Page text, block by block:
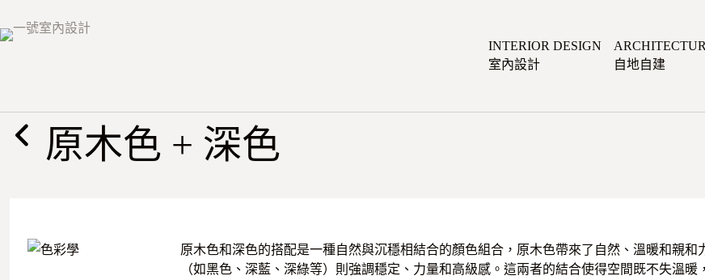
至
INTERIOR DESIGN
室內設計
自地自建
原木色 + 深色
原木色和深色的搭配是一種自然與沉穩相結合的顏色組合，原木色帶來了自然、溫暖和親和
（如黑色、深藍、深綠等）則強調穩定、力量和高級感。這兩者的結合使得空間既不失溫暖